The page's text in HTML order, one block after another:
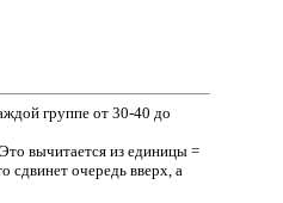
группе от 30-40 до
вычитается из единицы =
сдвинет очередь вверх, а